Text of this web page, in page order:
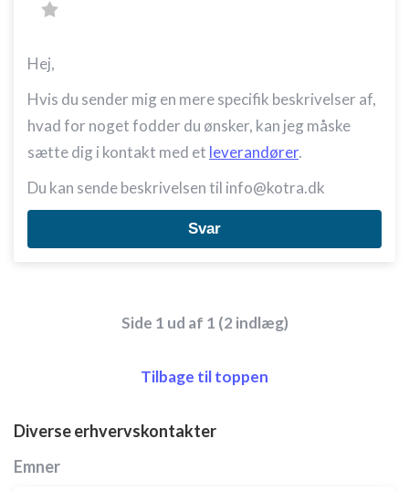
Hej,
Hvis du sender mig en mere specifik beskrivelser af,
hvad for noget fodder du ønsker, kan jeg måske
sætte dig i kontakt med et leverandører.
Du kan sende beskrivelsen til info@kotra.dk
Svar
Side 1 ud af 1 (2 indlæg)
Tilbage til toppen
Diverse erhvervskontakter
Emner